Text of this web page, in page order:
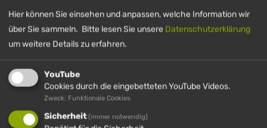
DAS KÖNNTE SIE
Hier können Sie einsehen und anpassen, welche Information wir
über Sie sammeln. Bitte lesen Sie unsere Datenschutzerklärung
um weitere Details zu erfahren.
YouTube
Cookies durch die eingebetteten YouTube Videos.
Zweck: Funktionale Cookies
Sicherheit(immer notwendig)